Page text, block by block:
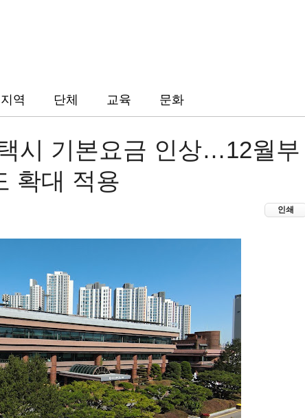
지역 단체 교육 문화
시 기본요금 인상…12월부
확대 적용
인쇄